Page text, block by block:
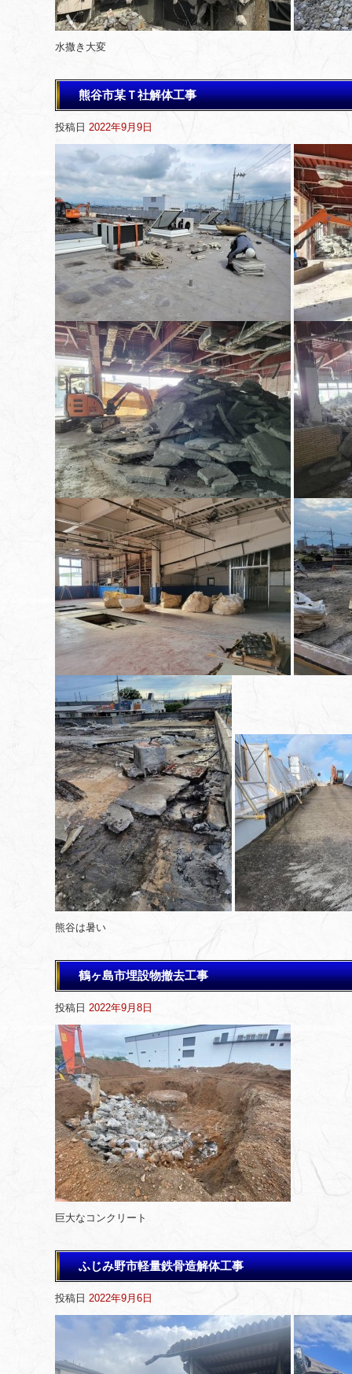
水撒き大変
熊谷市某Ｔ社解体工事
投稿日 2022年9月9日
熊谷は暑い
鶴ヶ島市埋設物撤去工事
投稿日 2022年9月8日
巨大なコンクリート
ふじみ野市軽量鉄骨造解体工事
投稿日 2022年9月6日